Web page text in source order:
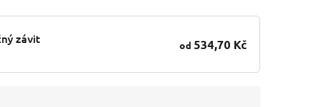
závit od 534,70 Kč